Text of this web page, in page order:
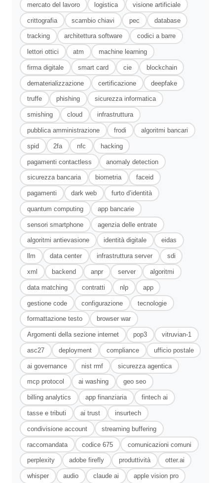
mercato del lavoro logistica visione artificiale
crittografia scambio chiavi pec database
tracking architettura software codici a barre
lettori ottici atm machine learning
firma digitale smart card cie blockchain
dematerializzazione certificazione deepfake
truffe phishing sicurezza informatica
smishing cloud infrastruttura
pubblica amministrazione frodi algoritmi bancari
spid 2fa nfc hacking
pagamenti contactless anomaly detection
sicurezza bancaria biometria faceid
pagamenti dark web furto d’identità
quantum computing app bancarie
sensori smartphone agenzia delle entrate
algoritmi antievasione identità digitale eidas
llm data center infrastruttura server sdi
xml backend anpr server algoritmi
data matching contratti nlp app
gestione code configurazione tecnologie
formattazione testo browser war
Argomenti della sezione internet pop3 vitruvian-1
asc27 deployment compliance ufficio postale
ai governance nist rmf sicurezza agentica
mcp protocol ai washing geo seo
billing analytics app finanziaria fintech ai
tasse e tributi ai trust insurtech
condivisione account streaming buffering
raccomandata codice 675 comunicazioni comuni
perplexity adobe firefly produttività otter.ai
whisper audio claude ai apple vision pro